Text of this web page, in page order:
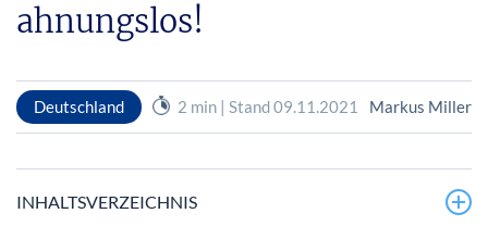
ahnungslos!
Deutschland 2 min | Stand 09.11.2021 Markus Miller
INHALTSVERZEICHNIS